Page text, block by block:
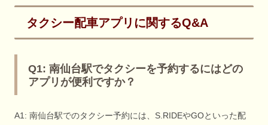
タクシー配車アプリに関するQ&A
Q1: 南仙台駅でタクシーを予約するにはどの
アプリが便利ですか？
A1: 南仙台駅でのタクシー予約には、S.RIDEやGOといった配